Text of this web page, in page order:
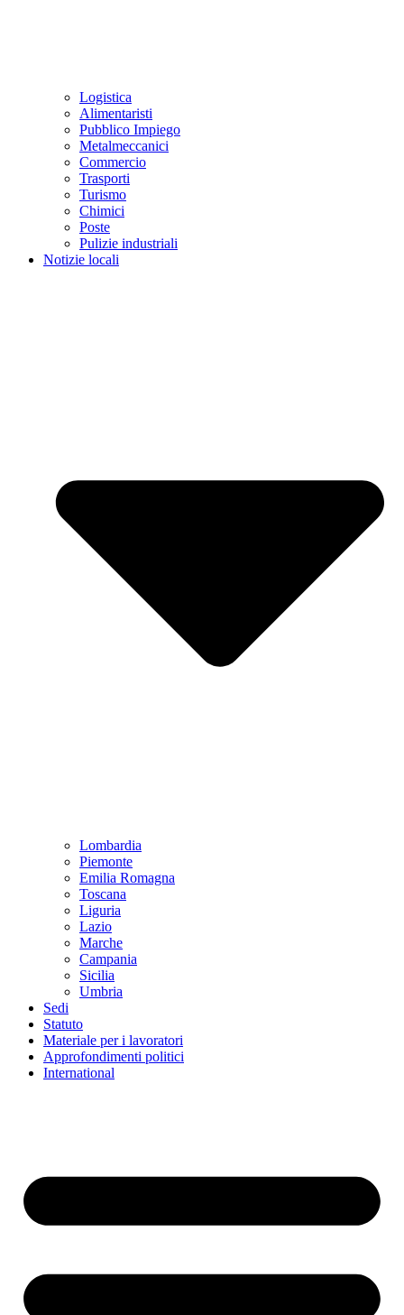
Logistica
Alimentaristi
Pubblico Impiego
Metalmeccanici
Commercio
Trasporti
Turismo
Chimici
Poste
Pulizie industriali
Notizie locali
Lombardia
Piemonte
Emilia Romagna
Toscana
Liguria
Lazio
Marche
Campania
Sicilia
Umbria
Sedi
Statuto
Materiale per i lavoratori
Approfondimenti politici
International